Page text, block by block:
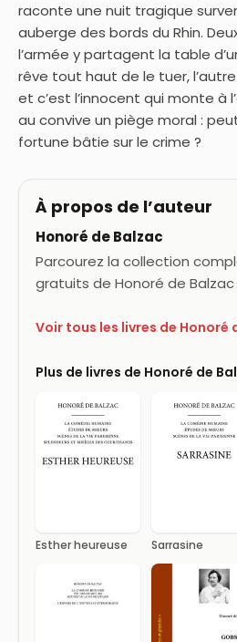
raconte une nuit tragique
auberge des bords du Rhin.
l’armée y partagent la table
rêve tout haut de le tuer,
et c’est l’innocent qui monte à
au convive un piège moral :
fortune bâtie sur le crime ?
À propos de l’auteur
Honoré de Balzac
Parcourez la collection
gratuits de Honoré de Balzac
Voir tous les livres de Honoré
Plus de livres de Honoré de
Esther heureuse Sarrasine